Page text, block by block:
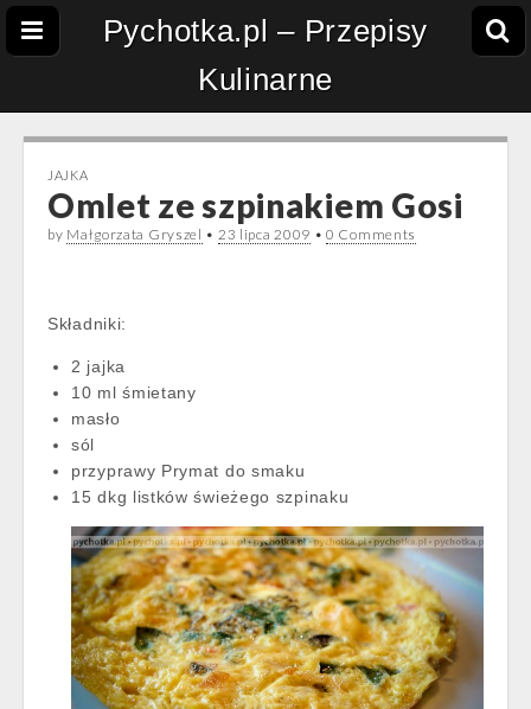
Pychotka.pl – Przepisy
Kulinarne
JAJKA
Omlet ze szpinakiem Gosi
by Małgorzata Gryszel • 23 lipca 2009 •0 Comments
Składniki:
2 jajka
10 ml śmietany
masło
sól
przyprawy Prymat do smaku
15 dkg listków świeżego szpinaku